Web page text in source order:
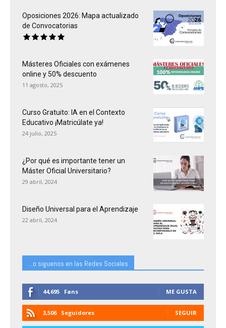
Oposiciones 2026: Mapa actualizado
de Convocatorias
Másteres Oficiales con exámenes
online y 50% descuento
11 agosto, 2025
Curso Gratuito: IA en el Contexto
Educativo ¡Matricúlate ya!
24 julio, 2025
¿Por qué es importante tener un
Máster Oficial Universitario?
29 abril, 2024
Diseño Universal para el Aprendizaje
22 abril, 2024
...o siguenos en las Redes Sociales
44,695 Fans ME GUSTA
3,506 Seguidores SEGUIR